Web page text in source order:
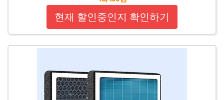
현재 할인중인지 확인하기